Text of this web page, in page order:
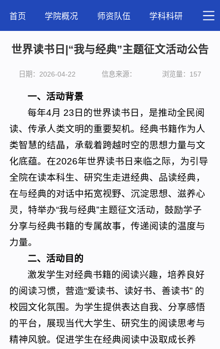
首页 学院概况 师资队伍 学科科研 人
世界读书日|“我与经典”主题征文活动公告
日期：2026-04-22 信息来源： 浏览量： 157
一、活动背景
每年4月 23日的世界读书日，是推动全民阅
读、传承人类文明的重要契机。经典书籍作为人
类智慧的结晶，承载着跨越时空的思想力量与文
化底蕴。在2026年世界读书日来临之际，为引导
全院在读本科生、研究生走进经典、品读经典，
在与经典的对话中拓宽视野、沉淀思想、滋养心
灵，特举办“我与经典”主题征文活动，鼓励学子
分享与经典书籍的专属故事，传递阅读的温度与
力量。
二、活动目的
激发学生对经典书籍的阅读兴趣，培养良好
的阅读习惯，营造“爱读书、读好书、善读书” 的
校园文化氛围。为学生提供表达自我、分享感悟
的平台，展现当代大学生、研究生的阅读思考与
精神风貌。促进学生在经典阅读中汲取成长养